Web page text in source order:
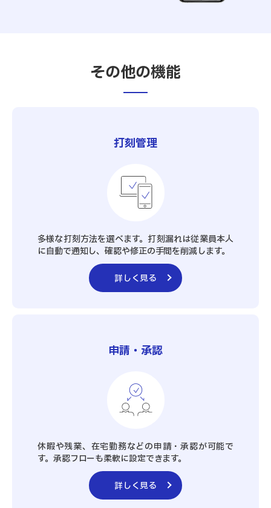
その他の機能
打刻管理
多様な打刻方法を選べます。打刻漏れは従業員本人
に自動で通知し、確認や修正の手間を削減します。
詳しく見る
申請・承認
休暇や残業、在宅勤務などの申請・承認が可能で
す。承認フローも柔軟に設定できます。
詳しく見る